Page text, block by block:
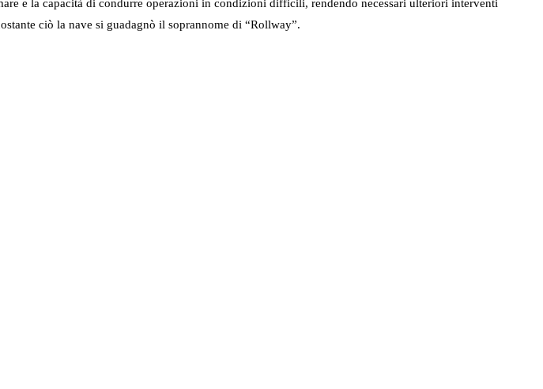
e la capacità di condurre operazioni in condizioni difficili, rendendo necessari ulteriori interventi
ciò la nave si guadagnò il soprannome di “Rollway”.